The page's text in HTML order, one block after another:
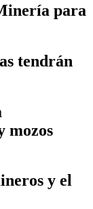
para
tendrán
mozos
y el